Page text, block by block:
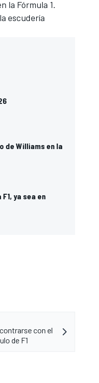
la Fórmula 1.
escudería
de Williams en la
ya sea en
con el
de F1